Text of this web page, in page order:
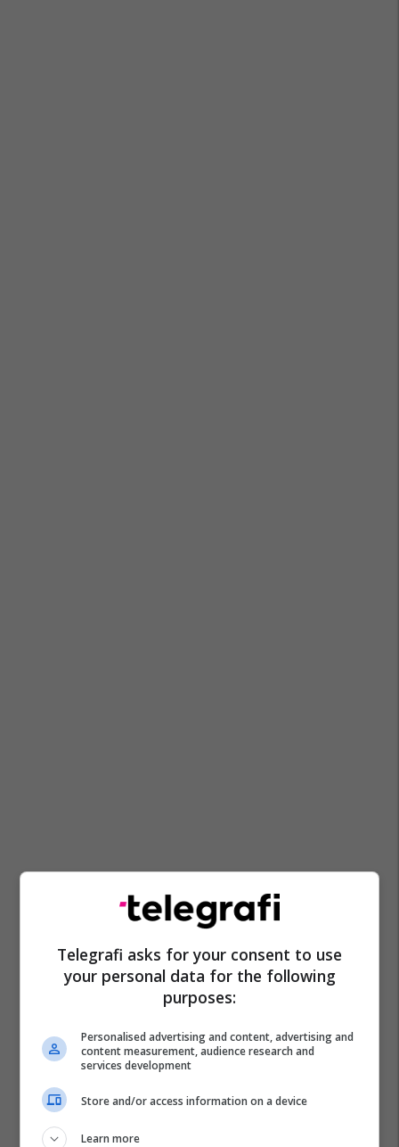
Telegrafi asks for your consent to use
your personal data for the following
purposes:
Personalised advertising and content, advertising and
content measurement, audience research and
services development
Store and/or access information on a device
Learn more